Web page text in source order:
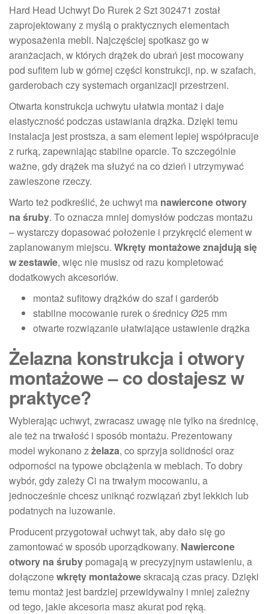
Hard Head Uchwyt Do Rurek 2 Szt 302471 został
zaprojektowany z myślą o praktycznych elementach
wyposażenia mebli. Najczęściej spotkasz go w
aranżacjach, w których drążek do ubrań jest mocowany
pod sufitem lub w górnej części konstrukcji, np. w szafach,
garderobach czy systemach organizacji przestrzeni.
Otwarta konstrukcja uchwytu ułatwia montaż i daje
elastyczność podczas ustawiania drążka. Dzięki temu
instalacja jest prostsza, a sam element lepiej współpracuje
z rurką, zapewniając stabilne oparcie. To szczególnie
ważne, gdy drążek ma służyć na co dzień i utrzymywać
zawieszone rzeczy.
Warto też podkreślić, że uchwyt ma nawiercone otwory
na śruby. To oznacza mniej domysłów podczas montażu
– wystarczy dopasować położenie i przykręcić element w
zaplanowanym miejscu. Wkręty montażowe znajdują się
w zestawie, więc nie musisz od razu kompletować
dodatkowych akcesoriów.
montaż sufitowy drążków do szaf i garderób
stabilne mocowanie rurek o średnicy Ø25 mm
otwarte rozwiązanie ułatwiające ustawienie drążka
Żelazna konstrukcja i otwory
montażowe – co dostajesz w
praktyce?
Wybierając uchwyt, zwracasz uwagę nie tylko na średnicę,
ale też na trwałość i sposób montażu. Prezentowany
model wykonano zżelaza, co sprzyja solidności oraz
odporności na typowe obciążenia w meblach. To dobry
wybór, gdy zależy Ci na trwałym mocowaniu, a
jednocześnie chcesz uniknąć rozwiązań zbyt lekkich lub
podatnych na luzowanie.
Producent przygotował uchwyt tak, aby dało się go
zamontować w sposób uporządkowany. Nawiercone
otwory na śruby pomagają w precyzyjnym ustawieniu, a
dołączonewkręty montażoweskracają czas pracy. Dzięki
temu montaż jest bardziej przewidywalny i mniej zależny
od tego, jakie akcesoria masz akurat pod ręką.